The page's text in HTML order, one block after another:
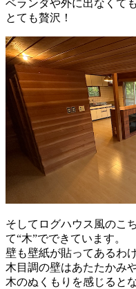
ベランダや外に出なくて
とても贅沢！
そしてログハウス風のこ
て“木”でできています。
壁も壁紙が貼ってあるわ
木目調の壁はあたたかみ
木のぬくもりを感じると